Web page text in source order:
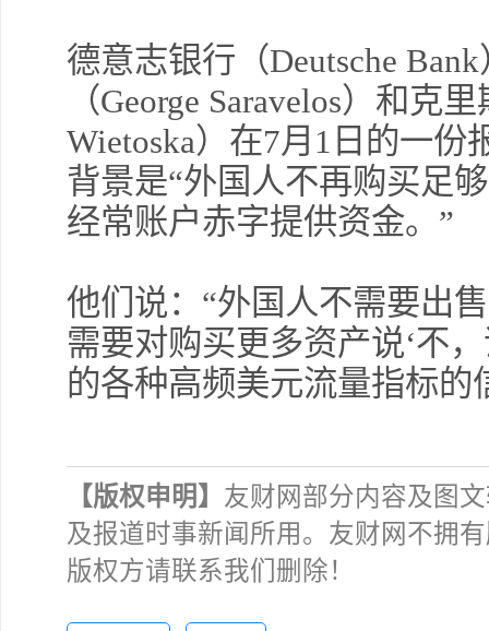
德意志银行（Deutsche
（George Saravelos）和克
Wietoska）在7月1日的一
背景是“外国人不再购买足
经常账户赤字提供资金。”
他们说：“外国人不需要出
需要对购买更多资产说‘不
的各种高频美元流量指标的
【版权申明】 友财网部分内容及图
及报道时事新闻所用。友财网不拥
版权方请联系我们删除！